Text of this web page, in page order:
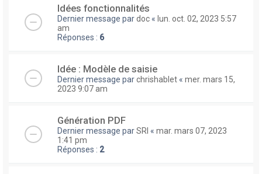
Idées fonctionnalités
Dernier message pardoc « lun. oct. 02, 2023 5:57
am
Réponses : 6
Idée : Modèle de saisie
Dernier message parchrishablet « mer. mars 15,
2023 9:07 am
Génération PDF
Dernier message parSRI « mar. mars 07, 2023
1:41 pm
Réponses : 2